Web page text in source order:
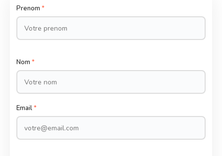
Prenom *
Nom *
Email*